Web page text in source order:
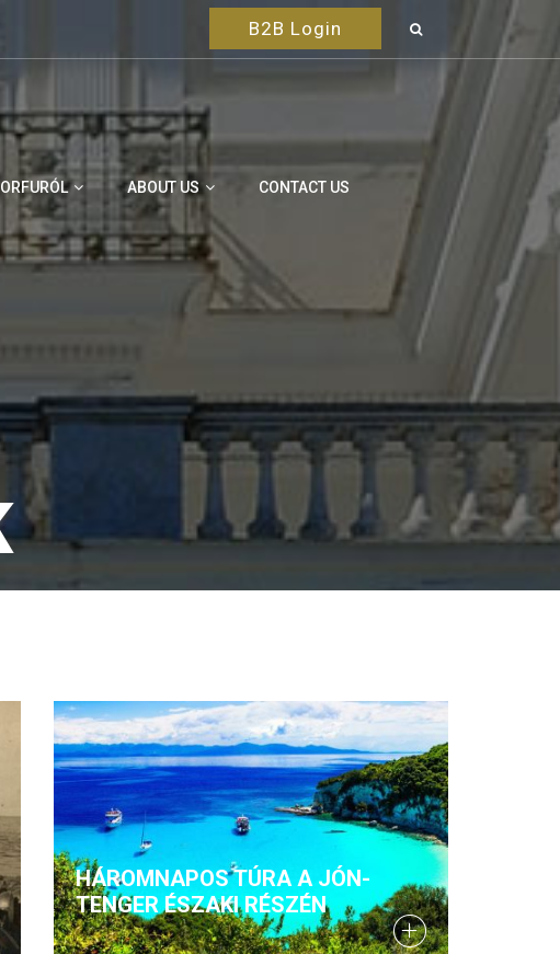
B2B Login
ABOUT US CONTACT US
HÁROMNAPOS TÚRA A JÓN-
TENGER ÉSZAKI RÉSZÉN